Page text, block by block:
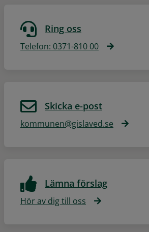
Ring oss
Telefon: 0371-810 00
Skicka e-post
kommunen@gislaved.se
Lämna förslag
Hör av dig till oss